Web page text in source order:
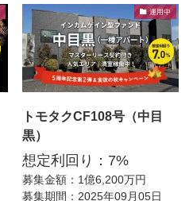
運用中
トモタクCF108号（中目
黒）
想定利回り：7%
募集金額：1億6,200万円
募集期間：2025年09月05日